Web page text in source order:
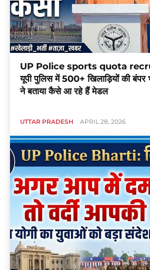
UP Police sports quota
यूपी पुलिस में 500+ खिलाड़ियों की बंपर
ने बताया कैसे आ रहे हैं मेडल
UTTAR PRADESH APRIL 28, 2026